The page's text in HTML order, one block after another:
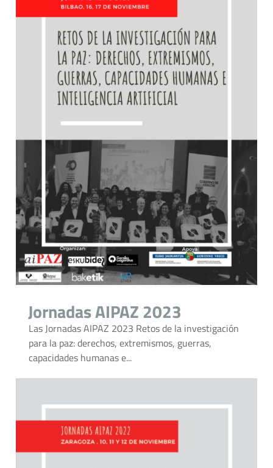
Jornadas AIPAZ 2023
Las Jornadas AIPAZ 2023 Retos de la investigación
para la paz: derechos, extremismos, guerras,
capacidades humanas e...